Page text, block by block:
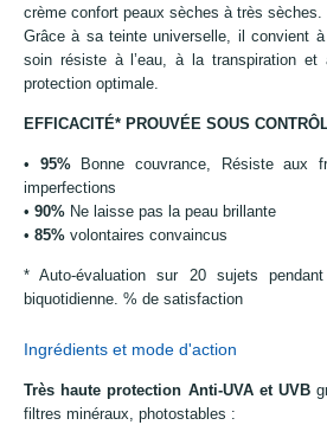
crème confort peaux sèches à très sèches.
Grâce à sa teinte universelle, il convient
soin résiste à l’eau, à la transpiration et
protection optimale.
EFFICACITÉ* PROUVÉE SOUS
• 95%Bonne couvrance, Résiste aux
imperfections
• 90% Ne laisse pas la peau brillante
• 85% volontaires convaincus
* Auto-évaluation sur 20 sujets
biquotidienne. % de satisfaction
Ingrédients et mode d'action
Très haute protection Anti-UVA et UVB
filtres minéraux, photostables :